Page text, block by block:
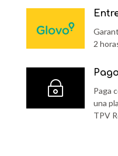
2
~
Paga
una
TPV